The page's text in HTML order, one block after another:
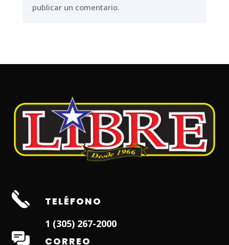
publicar un comentario.
TELÉFONO
1 (305) 267-2000
CORREO